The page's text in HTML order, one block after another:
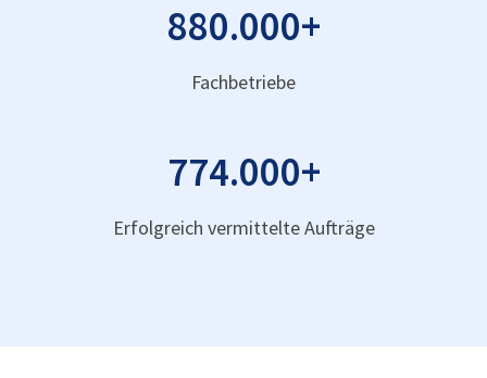
880.000+
Fachbetriebe
774.000+
Erfolgreich vermittelte Aufträge